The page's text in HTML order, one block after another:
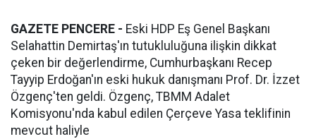
GAZETE PENCERE - Eski HDP Eş Genel Başkanı
Selahattin Demirtaş'ın tutukluluğuna ilişkin dikkat
çeken bir değerlendirme, Cumhurbaşkanı Recep
Tayyip Erdoğan'ın eski hukuk danışmanı Prof. Dr. İzzet
Özgenç'ten geldi. Özgenç, TBMM Adalet
Komisyonu'nda kabul edilen Çerçeve Yasa teklifinin
mevcut haliyle